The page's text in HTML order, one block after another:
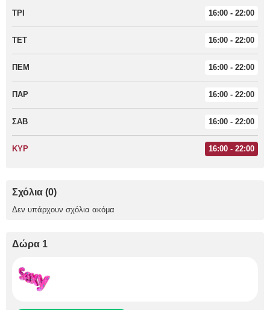
ΤΡΙ 16:00 - 22:00
ΤΕΤ 16:00 - 22:00
ΠΕΜ 16:00 - 22:00
ΠΑΡ 16:00 - 22:00
ΣΑΒ 16:00 - 22:00
ΚΥΡ 16:00 - 22:00
Σχόλια (0)
Δεν υπάρχουν σχόλια ακόμα
Δώρα 1